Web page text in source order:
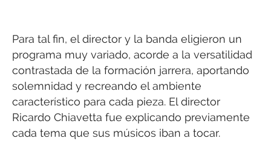
Para tal fin, el director y la banda eligieron un
programa muy variado, acorde a la versatilidad
contrastada de la formación jarrera, aportando
solemnidad y recreando el ambiente
característico para cada pieza. El director
Ricardo Chiavetta fue explicando previamente
cada tema que sus músicos iban a tocar.